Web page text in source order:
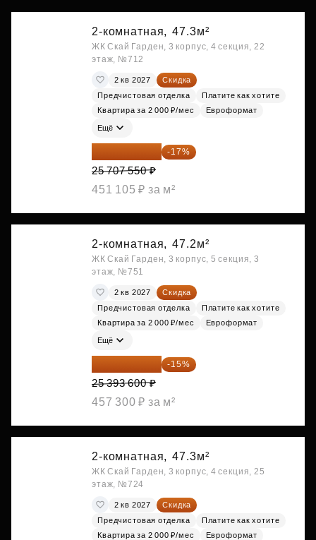
2-комнатная, 47.3м²
ЖК Скай Гарден, 3 корпус, 4 секция, 22
этаж, №712
2 кв 2027
Скидка
Предчистовая отделка
Платите как хотите
Квартира за 2 000 ₽/мес
Евроформат
Ещё
21 337 267 ₽ -17%
25 707 550 ₽
451 105 ₽ за м²
2-комнатная, 47.2м²
ЖК Скай Гарден, 3 корпус, 5 секция, 3
этаж, №751
2 кв 2027
Скидка
Предчистовая отделка
Платите как хотите
Квартира за 2 000 ₽/мес
Евроформат
Ещё
21 584 560 ₽ -15%
25 393 600 ₽
457 300 ₽ за м²
2-комнатная, 47.3м²
ЖК Скай Гарден, 3 корпус, 4 секция, 25
этаж, №724
2 кв 2027
Скидка
Предчистовая отделка
Платите как хотите
Квартира за 2 000 ₽/мес
Евроформат